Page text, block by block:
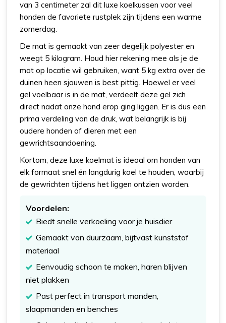
van 3 centimeter zal dit luxe koelkussen voor veel
honden de favoriete rustplek zijn tijdens een warme
zomerdag.
De mat is gemaakt van zeer degelijk polyester en
weegt 5 kilogram. Houd hier rekening mee als je de
mat op locatie wil gebruiken, want 5 kg extra over de
duinen heen sjouwen is best pittig. Hoewel er veel
gel voelbaar is in de mat, verdeelt deze gel zich
direct nadat onze hond erop ging liggen. Er is dus een
prima verdeling van de druk, wat belangrijk is bij
oudere honden of dieren met een
gewrichtsaandoening.
Kortom; deze luxe koelmat is ideaal om honden van
elk formaat snel én langdurig koel te houden, waarbij
de gewrichten tijdens het liggen ontzien worden.
Voordelen:
Biedt snelle verkoeling voor je huisdier
Gemaakt van duurzaam, bijtvast kunststof
materiaal
Eenvoudig schoon te maken, haren blijven
niet plakken
Past perfect in transport manden,
slaapmanden en benches